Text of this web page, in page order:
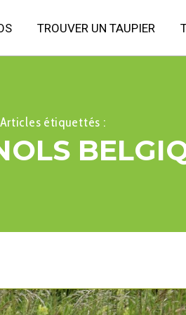
TROUVER UN TAUPIER
Articles étiquettés :